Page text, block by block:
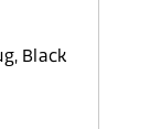
Black